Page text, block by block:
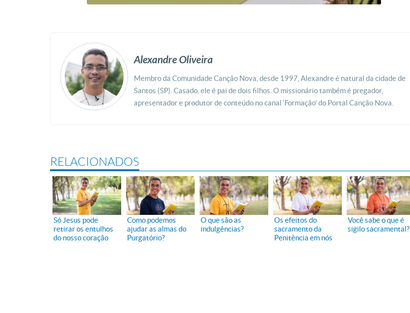
Alexandre Oliveira
Membro da Comunidade Canção Nova, desde 1997, Alexandre é natural da cidade de
Santos (SP). Casado, ele é pai de dois filhos. O missionário também é pregador,
apresentador e produtor de conteúdo no canal ‘Formação’ do Portal Canção Nova.
RELACIONADOS
Só Jesus pode
retirar os entulhos
do nosso coração
Como podemos
ajudar as almas do
Purgatório?
O que são as
indulgências?
Os efeitos do
sacramento da
Penitência em nós
Você sabe o que é
sigilo sacramental?